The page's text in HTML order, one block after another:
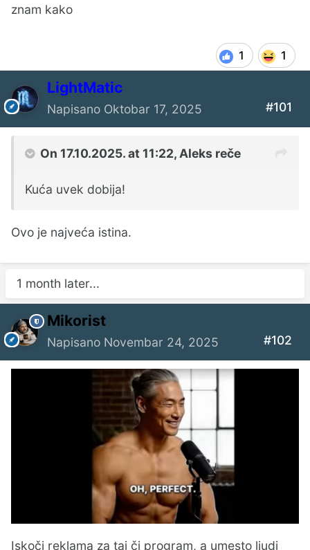
znam kako
1 1
LightMatic
Napisano Oktobar 17, 2025 #101
On 17.10.2025. at 11:22,Aleks reče
Kuća uvek dobija!
Ovo je najveća istina.
1 month later...
Mikorist
Napisano Novembar 24, 2025 #102
Iskoči reklama za tai či program, a umesto ljudi